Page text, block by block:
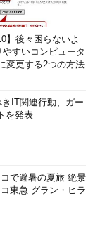
】後々困らないよ
やすいコンピュータ
変更する2つの方法
IT関連行動、ガー
を発表
で避暑の夏旅 絶景
東急 グラン・ヒラ